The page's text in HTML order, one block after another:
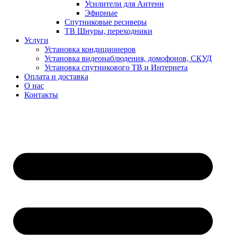
Усилители для Антенн
Эфирные
Спутниковые ресиверы
ТВ Шнуры, переходники
Услуги
Установка кондиционеров
Установка видеонаблюдения, домофонов, СКУД
Установка спутникового ТВ и Интернета
Оплата и доставка
О нас
Контакты